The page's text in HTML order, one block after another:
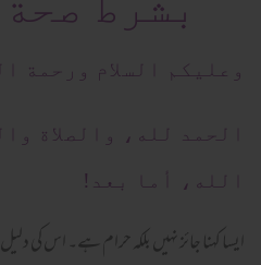
وعلیکم السلام ورحمة
الحمد لله، والصلاة
الله، أما بعد!
ایسا کہنا جائز نہیں بلکہ حرام ہے۔ اس کی